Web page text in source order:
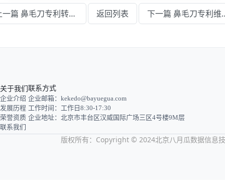
上一篇 鼻毛刀专利转让需要办理什么手续 返回列表 下一篇 鼻毛
关于我们
企业介绍
发展历程
荣誉资质
联系我们
联系方式
企业邮箱：kekedo@bayuegua.com
工作时间：工作日8:30-17:30
企业地址：北京市丰台区汉威国际广场三区4号楼9M层
版权所有：Copyright © 2024北京八月瓜数据信息